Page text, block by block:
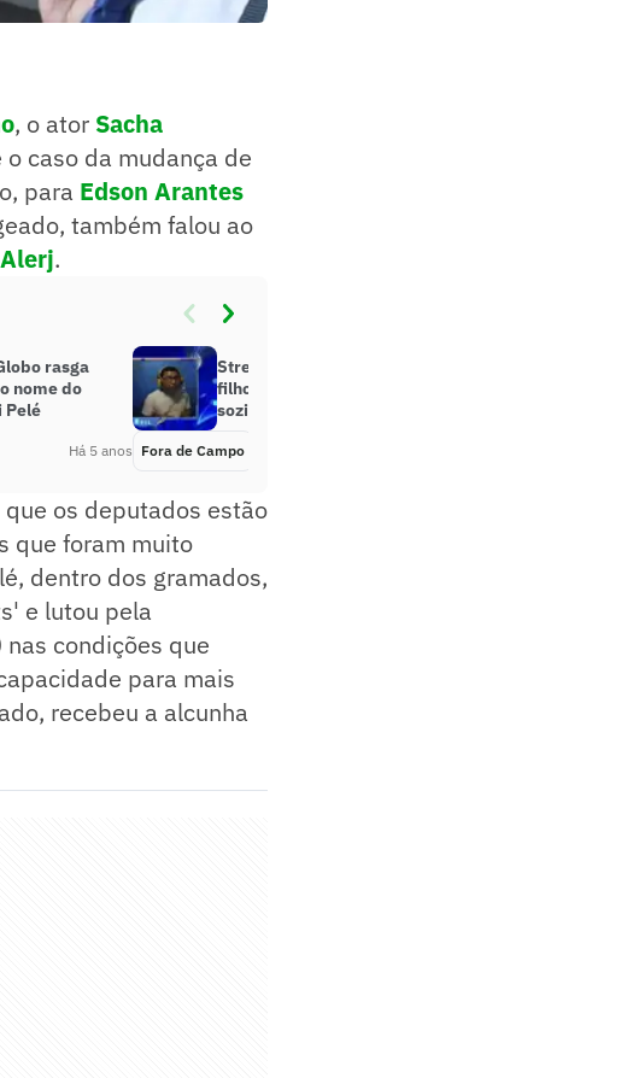
, o ator Sacha
caso da mudança de
para Edson Arantes
também falou ao
.
rasga
nome do
Pelé
Há 5 anos
Streamer é banido do Twitch após
filho de quatro anos aparecer
sozinho em live
Fora de Campo
os deputados estão
que foram muito
dentro dos gramados,
e lutou pela
condições que
para mais
recebeu a alcunha